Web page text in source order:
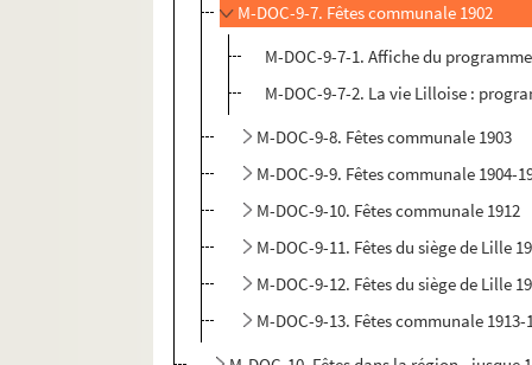
M-DOC-9-7. Fêtes communale 1902
M-DOC-9-7-1. Affiche du
M-DOC-9-7-2. La vie Lilloise :
M-DOC-9-8. Fêtes communale 1903
M-DOC-9-9. Fêtes communale 1904-
M-DOC-9-10. Fêtes communale 1912
M-DOC-9-11. Fêtes du siège de Lille
M-DOC-9-12. Fêtes du siège de Lille
M-DOC-9-13. Fêtes communale 1913-